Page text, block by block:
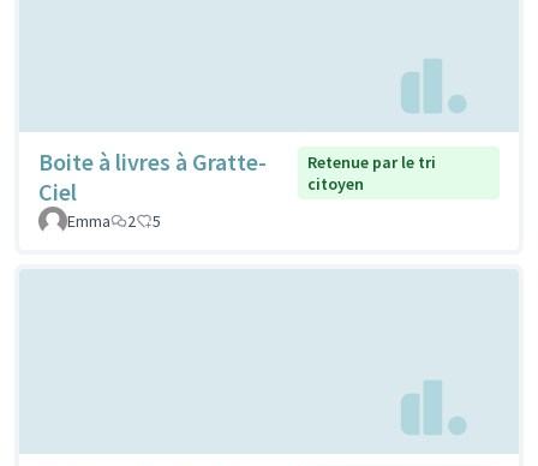
Boite à livres à Gratte-
Ciel
Retenue par le tri
citoyen
Emma
2 5